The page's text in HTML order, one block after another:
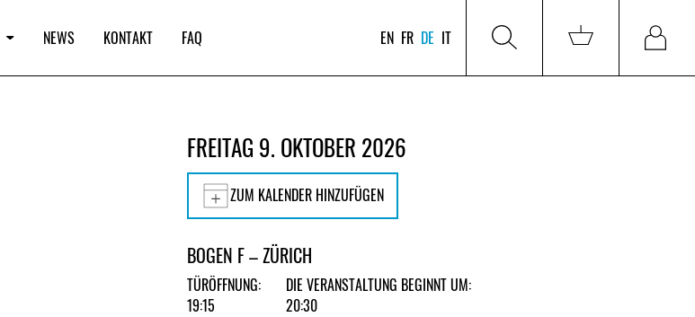
NEWS KONTAKT FAQ EN FR DE IT
FREITAG 9. OKTOBER 2026
ZUM KALENDER HINZUFÜGEN
BOGEN F – ZÜRICH
TÜRÖFFNUNG:
19:15
DIE VERANSTALTUNG BEGINNT UM:
20:30